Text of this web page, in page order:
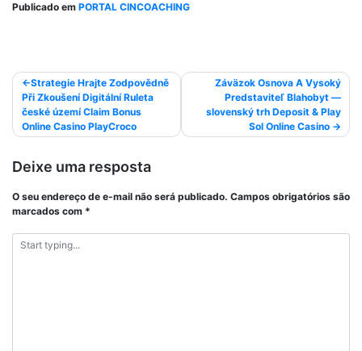
Publicado em PORTAL CINCOACHING
Strategie Hrajte Zodpovědně
Při Zkoušení Digitální Ruleta
české území Claim Bonus
Online Casino PlayCroco
Záväzok Osnova A Vysoký
Predstaviteľ Blahobyt —
slovenský trh Deposit & Play
Sol Online Casino
Deixe uma resposta
O seu endereço de e-mail não será publicado. Campos obrigatórios são
marcados com *